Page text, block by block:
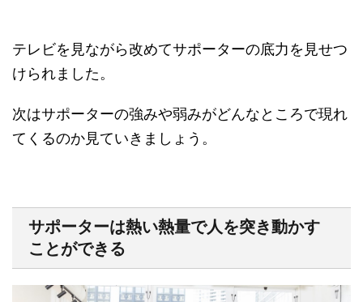
テレビを見ながら改めてサポーターの底力を見せつ
けられました。
次はサポーターの強みや弱みがどんなところで現れ
てくるのか見ていきましょう。
サポーターは熱い熱量で人を突き動かす
ことができる